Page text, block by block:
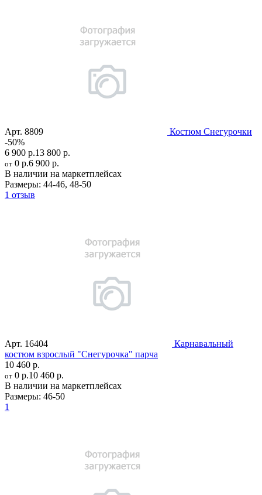
Арт. 8809
Костюм Снегурочки
-50%
6 900 р.13 800 р.
от 0 р.6 900 р.
В наличии на маркетплейсах
Размеры: 44-46, 48-50
1 отзыв
Арт. 16404
Карнавальный
костюм взрослый "Снегурочка" парча
10 460 р.
от 0 р.10 460 р.
В наличии на маркетплейсах
Размеры: 46-50
1